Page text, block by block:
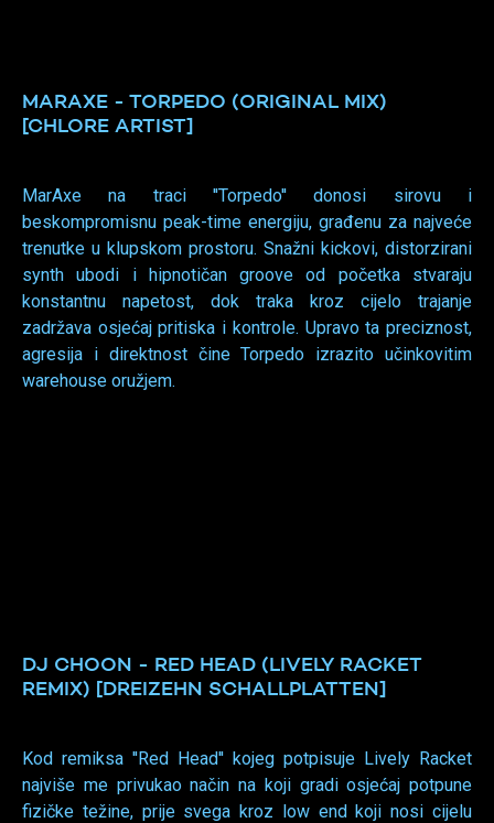
MARAXE - TORPEDO (ORIGINAL MIX)
[CHLORE ARTIST]
MarAxe na traci ''Torpedo'' donosi sirovu i
beskompromisnu peak-time energiju, građenu za najveće
trenutke u klupskom prostoru. Snažni kickovi, distorzirani
synth ubodi i hipnotičan groove od početka stvaraju
konstantnu napetost, dok traka kroz cijelo trajanje
zadržava osjećaj pritiska i kontrole. Upravo ta preciznost,
agresija i direktnost čine Torpedo izrazito učinkovitim
warehouse oružjem.
DJ CHOON - RED HEAD (LIVELY RACKET
REMIX) [DREIZEHN SCHALLPLATTEN]
Kod remiksa ''Red Head'' kojeg potpisuje Lively Racket
najviše me privukao način na koji gradi osjećaj potpune
fizičke težine, prije svega kroz low end koji nosi cijelu